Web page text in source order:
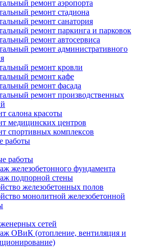
ремонт аэропорта
ремонт стадиона
ремонт санатория
ремонт паркинга и парковок
ремонт автосервиса
ремонт административного
ремонт кровли
ремонт кафе
ремонт фасада
ремонт производственных
салона красоты
медицинских центров
спортивных комплексов
работы
работы
железобетонного фундамента
подпорной стены
железобетонных полов
монолитной железобетонной
сетей
ОВиК (отопление, вентиляция и